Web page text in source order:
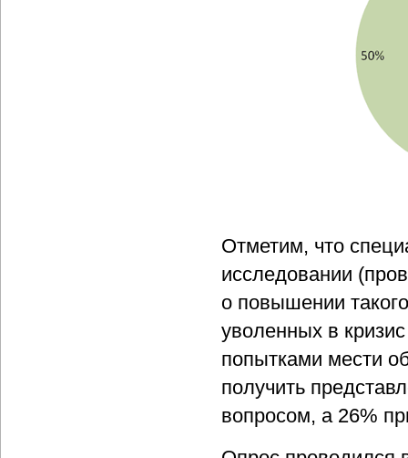
Отметим, что
исследовании
о повышении
уволенных в
попытками мести
получить
вопросом, а 26%